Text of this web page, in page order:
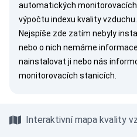
automatických
výpočtu indexu kvality vzduchu.
Nejspíše zde zatím nebyly
nebo o nich nemáme
nainstalovat ji nebo nás
monitorovacích stanicích.
Interaktivní mapa kvality